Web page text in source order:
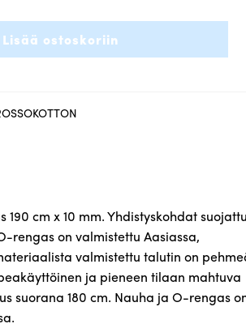
Lisää ostoskoriin
cm x 10 mm. Yhdistyskohdat suojattu
rengas on valmistettu Aasiassa,
valmistettu talutin on
ja pieneen tilaan mahtuva
suorana 180 cm. Nauha ja O-rengas